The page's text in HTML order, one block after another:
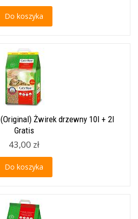
Do koszyka
Żwirek drzewny 10l + 2l
Gratis
43,00 zł
Do koszyka